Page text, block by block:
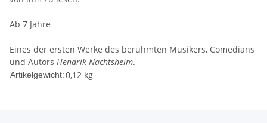
Ab 7 Jahre
Eines der ersten Werke des berühmten Musikers, Comedians
und Autors Hendrik Nachtsheim.
Artikelgewicht:0,12 kg